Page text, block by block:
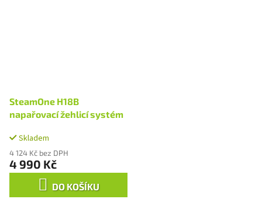
SteamOne H18B
napařovací žehlicí systém
Skladem
4 124 Kč bez DPH
4 990 Kč
DO KOŠÍKU